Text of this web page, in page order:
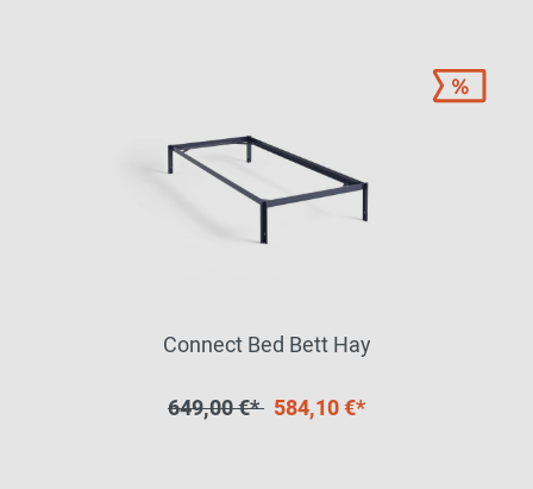
Connect Bed Bett Hay
649,00 €* 584,10 €*